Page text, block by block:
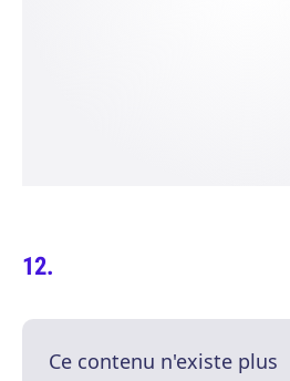
Ce contenu n'existe plus